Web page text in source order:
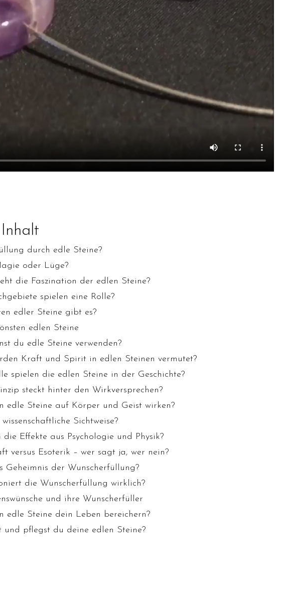
durch edle Steine?
oder Lüge?
die Faszination der edlen Steine?
spielen eine Rolle?
edler Steine gibt es?
edlen Steine
du edle Steine verwenden?
Kraft und Spirit in edlen Steinen vermutet?
spielen die edlen Steine in der Geschichte?
steckt hinter den Wirkversprechen?
edle Steine auf Körper und Geist wirken?
Sichtweise?
die Effekte aus Psychologie und Physik?
versus Esoterik – wer sagt ja, wer nein?
Geheimnis der Wunscherfüllung?
die Wunscherfüllung wirklich?
und ihre Wunscherfüller
edle Steine dein Leben bereichern?
und pflegst du deine edlen Steine?